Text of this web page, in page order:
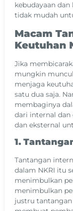
kebudayaan
tidak mudah
Macam
Keutuhan
Jika
mungkin
menjaga
satu dua saja.
membaginya
dari internal dan
dan eksternal
1.
Tantangan
dalam NKRI itu
menimbulkan
menimbulkan
justru